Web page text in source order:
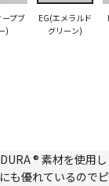
ープブ
)
EG(エメラルド
グリーン)
® 素材を使用し
も優れているのでピ